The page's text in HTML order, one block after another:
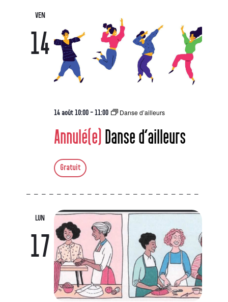
VEN
14
Annulé(e) Danse d’ailleurs
14 août 10:00-11:00 Danse d’ailleurs
Gratuit
LUN
17